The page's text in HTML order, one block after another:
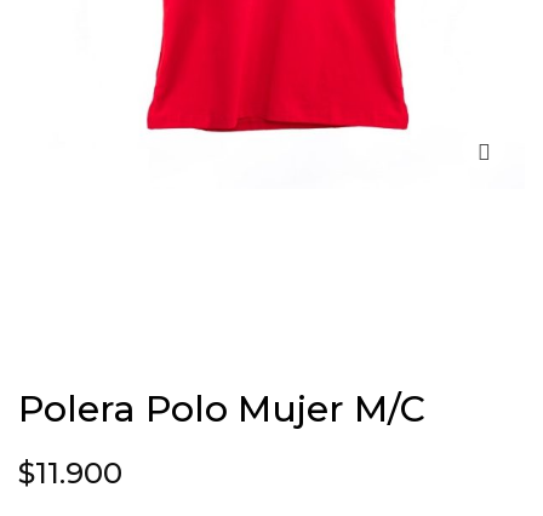
Polera Polo Mujer M/C
$11.900